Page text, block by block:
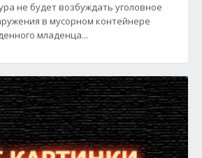
не будет возбуждать уголовное
в мусорном контейнере
младенца...